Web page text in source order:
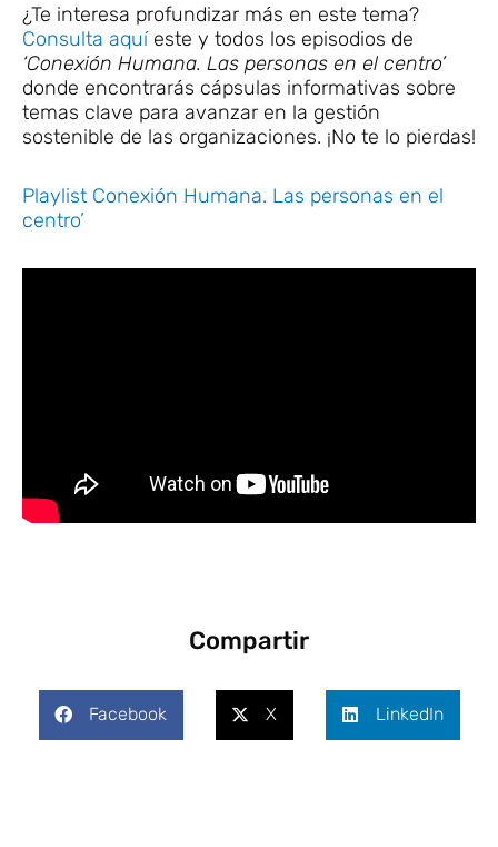
¿Te interesa profundizar más en este tema?
Consulta aquíeste y todos los episodios de
‘Conexión Humana. Las personas en el centro’
donde encontrarás cápsulas informativas sobre
temas clave para avanzar en la gestión
sostenible de las organizaciones. ¡No te lo pierdas!
Playlist Conexión Humana. Las personas en el
centro’
Compartir
Facebook X LinkedIn